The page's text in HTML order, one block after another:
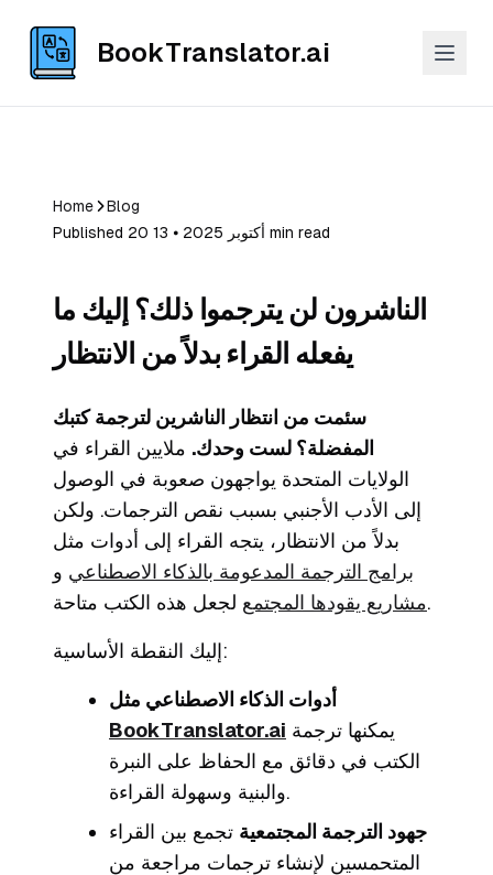
BookTranslator.ai
Home
Blog
Published 20 أكتوبر 2025 ⦁ 13 min read
الناشرون لن يترجموا ذلك؟ إليك ما
يفعله القراء بدلاً من الانتظار
سئمت من انتظار الناشرين لترجمة كتبك
المفضلة؟ لست وحدك. ملايين القراء في
الولايات المتحدة يواجهون صعوبة في الوصول
إلى الأدب الأجنبي بسبب نقص الترجمات. ولكن
بدلاً من الانتظار، يتجه القراء إلى أدوات مثل
برامج الترجمة المدعومة بالذكاء الاصطناعي و
مشاريع يقودها المجتمعلجعل هذه الكتب متاحة.
إليك النقطة الأساسية:
أدوات الذكاء الاصطناعي مثل
BookTranslator.ai
الكتب في دقائق مع الحفاظ على النبرة
والبنية وسهولة القراءة.
جهود الترجمة المجتمعية تجمع بين القراء
المتحمسين لإنشاء ترجمات مراجعة من